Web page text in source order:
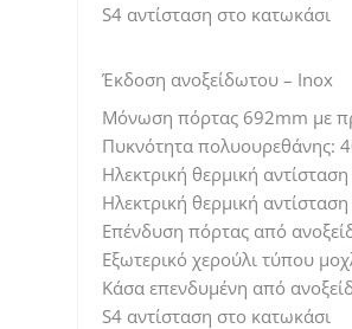
S4 αντίσταση στο κατωκάσι
Έκδοση ανοξείδωτου – Inox
Μόνωση πόρτας 692mm με
Πυκνότητα πολυουρεθάνης:
Ηλεκτρική θερμική
Ηλεκτρική θερμική
Επένδυση πόρτας από
Εξωτερικό χερούλι τύπου
Κάσα επενδυμένη από
S4 αντίσταση στο κατωκάσι